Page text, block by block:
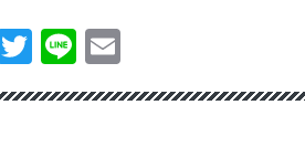
Facebook
Twitter
Line